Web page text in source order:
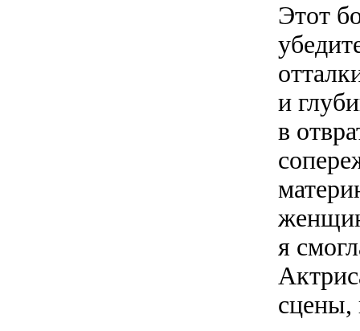
Этот
и
в
я
сцены,